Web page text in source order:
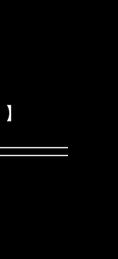
】